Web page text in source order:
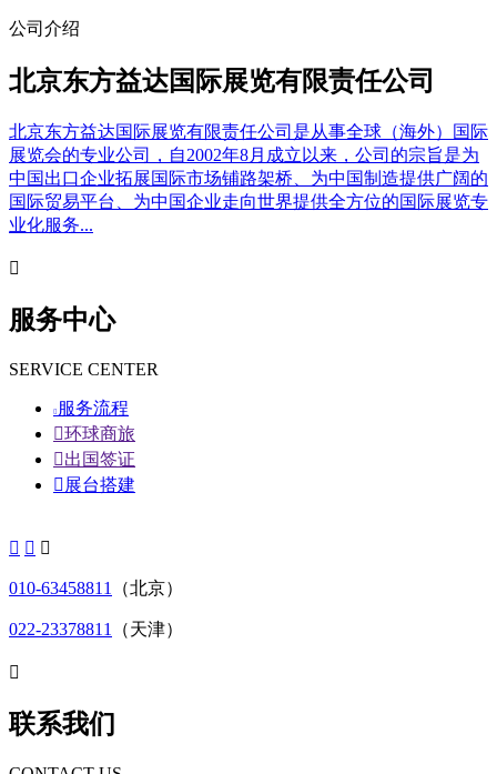
公司介绍
北京东方益达国际展览有限责任公司
北京东方益达国际展览有限责任公司是从事全球（海外）国际
展览会的专业公司，自2002年8月成立以来，公司的宗旨是为
中国出口企业拓展国际市场铺路架桥、为中国制造提供广阔的
国际贸易平台、为中国企业走向世界提供全方位的国际展览专
业化服务...

服务中心
SERVICE CENTER
 服务流程
环球商旅
出国签证
 展台搭建
  
010-63458811 （北京）
022-23378811 （天津）

联系我们